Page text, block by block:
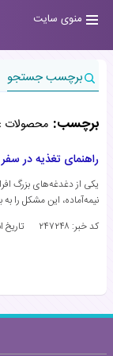
منوی سایت
برچسب جستجو
برچسب: محصولات
راهنمای تغذیه در سفر + معرفی 5 غذاهای
یکی از دغدغه‌های بزرگ
نیمه‌آماده، این مشکل را
کد خبر: ۲۴۷۲۴۸
تاریخ